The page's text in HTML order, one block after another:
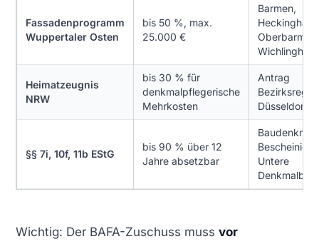
Fassadenprogramm
Wuppertaler Osten
bis 50 %, max.
25.000 €
Barmen,
Oberbarmen,
Heimatzeugnis
NRW
bis 30 % für
denkmalpflegerische
Mehrkosten
Antrag
Düsseldorf
§§ 7i, 10f, 11b EStG
bis 90 % über 12
Jahre absetzbar
Baudenkmal,
Untere
Wichtig: Der BAFA-Zuschuss muss vor